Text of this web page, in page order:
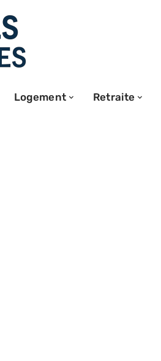
Logement Retraite